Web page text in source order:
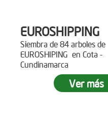
EUROSHIPPING
Siembra de 84 arboles de
EUROSHIPING en Cota -
Cundinamarca
Ver más